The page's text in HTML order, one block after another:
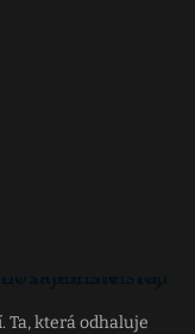
Ta, která odhaluje